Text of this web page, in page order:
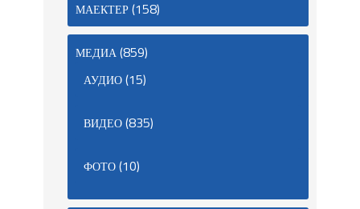
МАЕКТЕР(158)
МЕДИА(859)
АУДИО(15)
ВИДЕО(835)
ФОТО(10)